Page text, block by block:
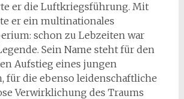
er die Luftkriegsführung. Mit
er ein multinationales
schon zu Lebzeiten war
Sein Name steht für den
Aufstieg eines jungen
für die ebenso leidenschaftliche
Verwirklichung des Traums